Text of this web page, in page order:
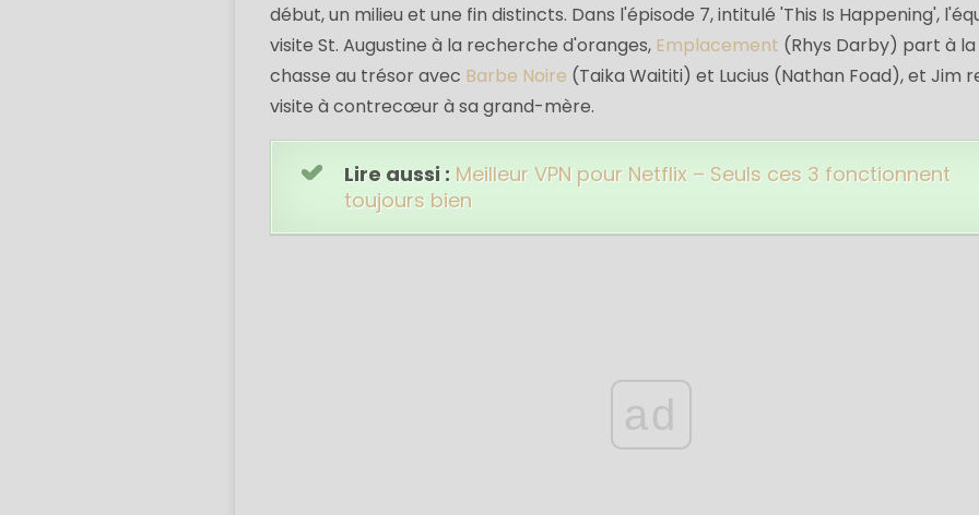
début, un milieu et une fin distincts. Dans l'épisode 7, intitulé 'This Is Happening',
visite St. Augustine à la recherche d'oranges, Emplacement (Rhys Darby) part à la
chasse au trésor avec Barbe Noire (Taika Waititi) et Lucius (Nathan Foad), et Jim
visite à contrecœur à sa grand-mère.
Lire aussi : Meilleur VPN pour Netflix – Seuls ces 3 fonctionnent
toujours bien
ad